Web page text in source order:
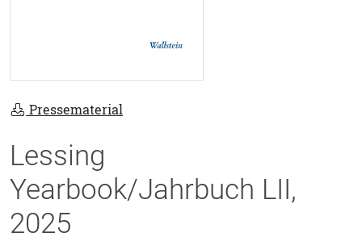
Pressematerial
Lessing
Yearbook/Jahrbuch LII,
2025